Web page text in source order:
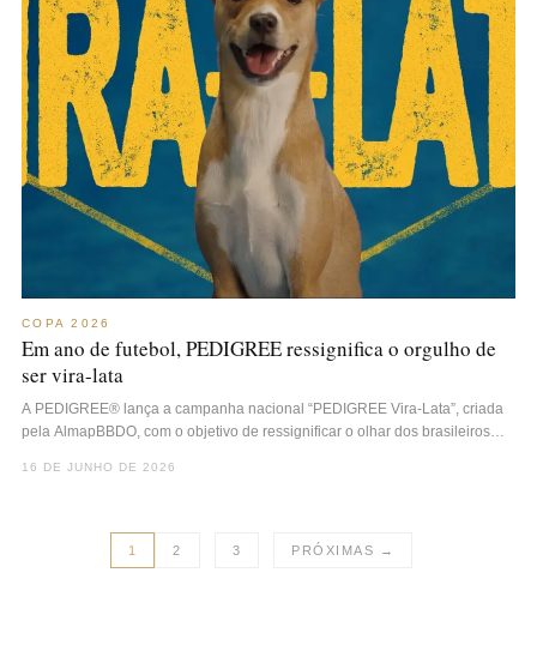
COPA 2026
Em ano de futebol, PEDIGREE ressignifica o orgulho de
ser vira-lata
A PEDIGREE® lança a campanha nacional “PEDIGREE Vira-Lata”, criada
pela AlmapBBDO, com o objetivo de ressignificar o olhar dos brasileiros…
16 DE JUNHO DE 2026
1 2 3 PRÓXIMAS →